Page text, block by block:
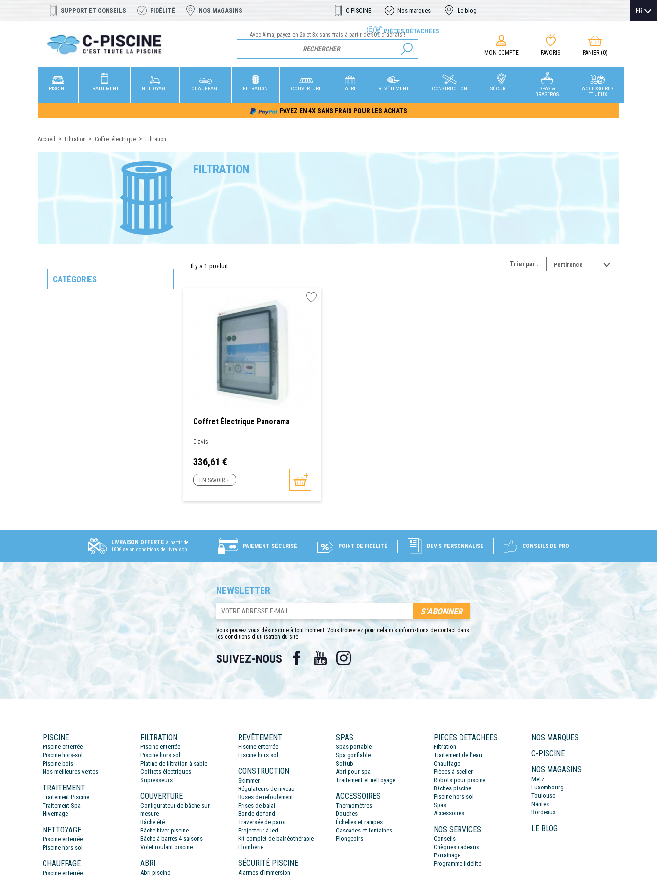
SUPPORT ET CONSEILS FIDÉLITÉ NOS MAGASINS C-PISCINE Nos marques Le blog
PIÈCES DÉTACHÉES
FR
Avec Alma, payez en 2x et 3x sans frais à partir de 50€ d'achats !
MON COMPTE FAVORIS PANIER (0)
PISCINE TRAITEMENT NETTOYAGE CHAUFFAGE FILTRATION COUVERTURE ABRI REVÊTEMENT CONSTRUCTION SÉCURITÉ
SPAS &
BRASEROS
ACCESSOIRES
ET JEUX
PAYEZ EN 4X SANS FRAIS POUR LES ACHATS
Accueil Filtration Coffret électrique Filtration
FILTRATION
CATÉGORIES
Il y a 1 produit. Trier par : Pertinence
Coffret Électrique Panorama
0 avis
Prix
336,61 €
EN SAVOIR +
LIVRAISON OFFERTE à partir de
180€ selon conditions de livraison
PAIEMENT SÉCURISÉ POINT DE FIDÉLITÉ DEVIS PERSONNALISÉ CONSEILS DE PRO
NEWSLETTER
Vous pouvez vous désinscrire à tout moment. Vous trouverez pour cela nos informations de contact dans
les conditions d'utilisation du site.
SUIVEZ-NOUS Facebook YouTube
PISCINE
Piscine enterrée
Piscine hors-sol
Piscine bois
Nos meilleures ventes
TRAITEMENT
Traitement Piscine
Traitement Spa
Hivernage
NETTOYAGE
Piscine enterrée
Piscine hors sol
CHAUFFAGE
Piscine enterrée
FILTRATION
Piscine enterrée
Piscine hors sol
Platine de filtration à sable
Coffrets électriques
Supresseurs
COUVERTURE
Configurateur de bâche sur-
mesure
Bâche été
Bâche hiver piscine
Bâche à barres 4 saisons
Volet roulant piscine
ABRI
Abri piscine
REVÊTEMENT
Piscine enterrée
Piscine hors sol
CONSTRUCTION
Skimmer
Régulateurs de niveau
Buses de refoulement
Prises de balai
Bonde de fond
Traversée de paroi
Projecteur à led
Kit complet de balnéothérapie
Plomberie
SÉCURITÉ PISCINE
Alarmes d’immersion
SPAS
Spas portable
Spa gonflable
Softub
Abri pour spa
Traitement et nettoyage
ACCESSOIRES
Thermomètres
Douches
Échelles et rampes
Cascades et fontaines
Plongeoirs
PIECES DETACHEES
Filtration
Traitement de l’eau
Chauffage
Pièces à sceller
Robots pour piscine
Bâches piscine
Piscine hors sol
Spas
Accessoires
NOS SERVICES
Conseils
Chèques cadeaux
Parrainage
Programme fidélité
NOS MARQUES
C-PISCINE
NOS MAGASINS
Metz
Luxembourg
Toulouse
Nantes
Bordeaux
LE BLOG